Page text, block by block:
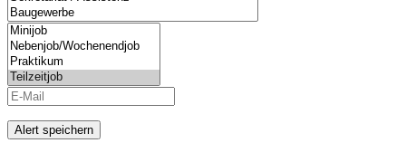
Alert speichern